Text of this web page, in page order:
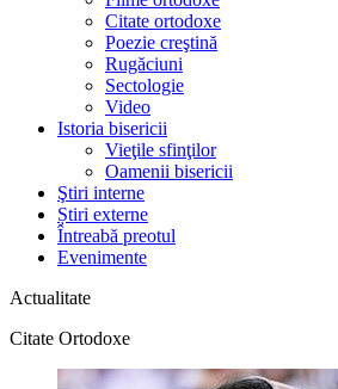
Citate ortodoxe
Poezie creştină
Rugăciuni
Sectologie
Video
Istoria bisericii
Vieţile sfinţilor
Oamenii bisericii
Ştiri interne
Știri externe
Întreabă preotul
Evenimente
Actualitate
Citate Ortodoxe